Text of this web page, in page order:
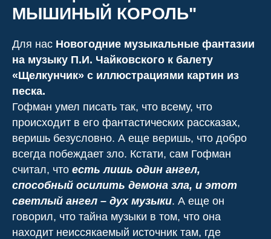
МЫШИНЫЙ КОРОЛЬ"
Для нас Новогодние музыкальные фантазии
на музыку П.И. Чайковского к балету
«Щелкунчик» с иллюстрациями картин из
песка.
Гофман умел писать так, что всему, что
происходит в его фантастических рассказах,
веришь безусловно. А еще веришь, что добро
всегда побеждает зло. Кстати, сам Гофман
считал, что есть лишь один ангел,
способный осилить демона зла, и этот
светлый ангел – дух музыки. А еще он
говорил, что тайна музыки в том, что она
находит неиссякаемый источник там, где